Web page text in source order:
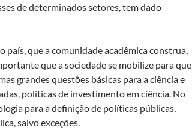
de determinados setores, tem dado
que a comunidade acadêmica construa,
que a sociedade se mobilize para que
grandes questões básicas para a ciência e
políticas de investimento em ciência. No
para a definição de políticas públicas,
salvo exceções.